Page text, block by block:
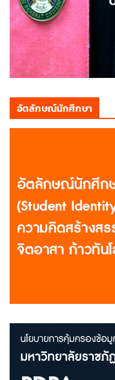
อัตลักษณ์นักศึกษา